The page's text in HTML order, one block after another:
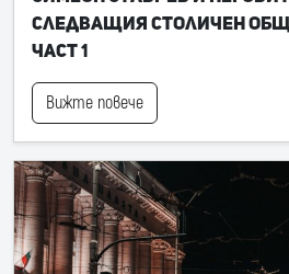
следващия Столичен
част 1
Вижте повече